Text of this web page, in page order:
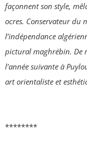
façonnent son style,
ocres. Conservateur du
l’indépendance
pictural maghrébin. De
l’année suivante à
art orientaliste et
********